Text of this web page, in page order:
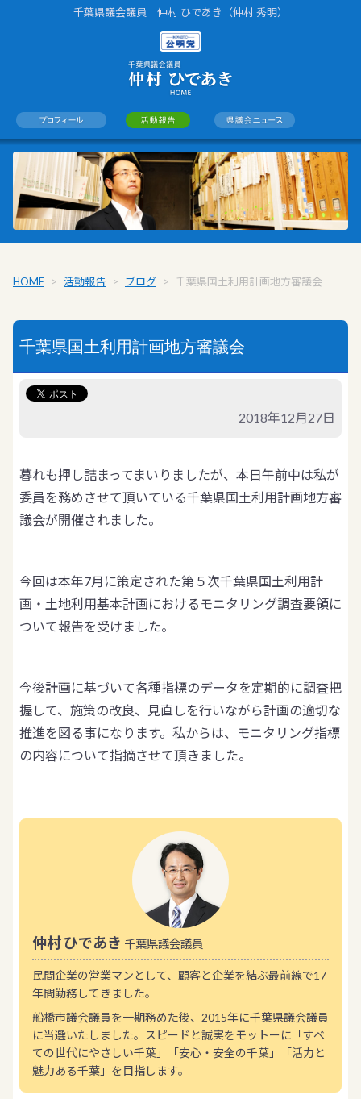
千葉県議会議員 仲村 ひであき（仲村 秀明）
HOME > 活動報告 > ブログ > 千葉県国土利用計画地方審議会
千葉県国土利用計画地方審議会
2018年12月27日
暮れも押し詰まってまいりましたが、本日午前中は私が
委員を務めさせて頂いている千葉県国土利用計画地方審
議会が開催されました。
今回は本年7月に策定された第５次千葉県国土利用計
画・土地利用基本計画におけるモニタリング調査要領に
ついて報告を受けました。
今後計画に基づいて各種指標のデータを定期的に調査把
握して、施策の改良、見直しを行いながら計画の適切な
推進を図る事になります。私からは、モニタリング指標
の内容について指摘させて頂きました。
仲村 ひであき 千葉県議会議員
民間企業の営業マンとして、顧客と企業を結ぶ最前線で17
年間勤務してきました。
船橋市議会議員を一期務めた後、2015年に千葉県議会議員
に当選いたしました。スピードと誠実をモットーに「すべ
ての世代にやさしい千葉」「安心・安全の千葉」「活力と
魅力ある千葉」を目指します。